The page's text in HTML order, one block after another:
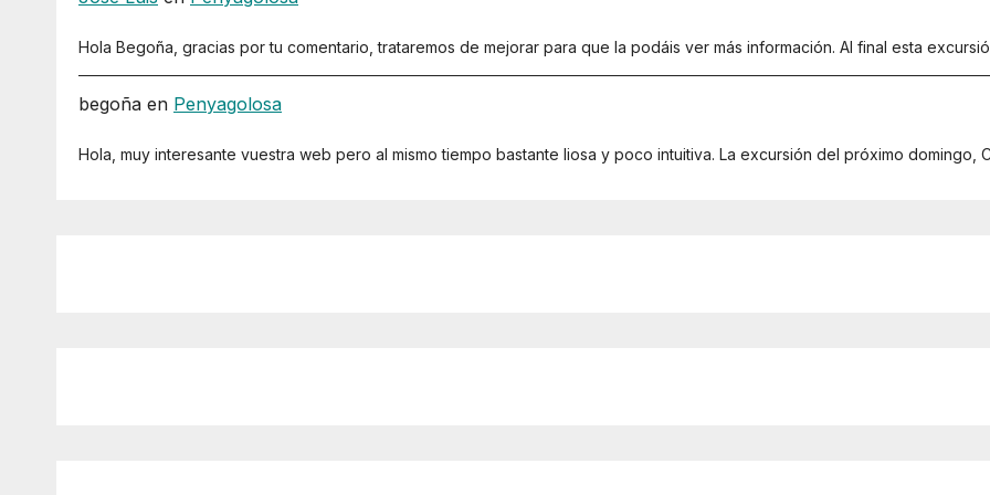
Hola Begoña, gracias por tu comentario, trataremos de mejorar para que la podáis ver más información. Al final esta
begoña en Penyagolosa
Hola, muy interesante vuestra web pero al mismo tiempo bastante liosa y poco intuitiva. La excursión del próximo domingo,